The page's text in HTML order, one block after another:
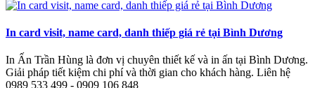
In card visit, name card, danh thiếp giá rẻ tại Bình Dương
In Ấn Trần Hùng là đơn vị chuyên thiết kế và in ấn tại Bình Dương.
Giải pháp tiết kiệm chi phí và thời gian cho khách hàng. Liên hệ
0989 533 499 - 0909 106 848